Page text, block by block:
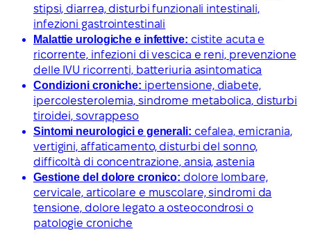
stipsi, diarrea, disturbi funzionali intestinali,
infezioni gastrointestinali
Malattie urologiche e infettive: cistite acuta e
ricorrente, infezioni di vescica e reni, prevenzione
delle IVU ricorrenti, batteriuria asintomatica
Condizioni croniche: ipertensione, diabete,
ipercolesterolemia, sindrome metabolica, disturbi
tiroidei, sovrappeso
Sintomi neurologici e generali: cefalea, emicrania,
vertigini, affaticamento, disturbi del sonno,
difficoltà di concentrazione, ansia, astenia
Gestione del dolore cronico: dolore lombare,
cervicale, articolare e muscolare, sindromi da
tensione, dolore legato a osteocondrosi o
patologie croniche